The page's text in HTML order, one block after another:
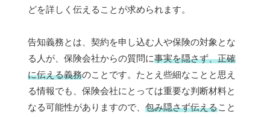
どを詳しく伝えることが求められます。
告知義務とは、契約を申し込む人や保険の対象とな
る人が、保険会社からの質問に事実を隠さず、正確
に伝える義務のことです。たとえ些細なことと思え
る情報でも、保険会社にとっては重要な判断材料と
なる可能性がありますので、 包み隠さず伝えること